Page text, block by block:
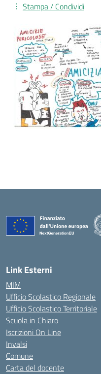
Stampa / Condividi
Link Esterni
MIM
Ufficio Scolastico Regionale
Ufficio Scolastico Territoriale
Scuola in Chiaro
Iscrizioni On Line
Invalsi
Comune
Carta del docente